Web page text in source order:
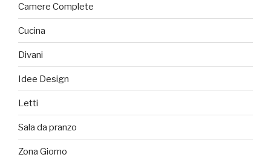
Camere Complete
Cucina
Divani
Idee Design
Letti
Sala da pranzo
Zona Giorno